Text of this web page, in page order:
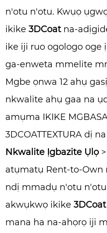
n'otu n'otu. Kwụọ
ikike3DCoatna-
ike iji ruo ogologo oge
ga-enweta mmelite
Mgbe ọnwa 12 ahụ
nkwalite ahụ gaa na
amụma IKIKE
3DCOATTEXTURA dị
Nkwalite Ịgbazite Ụlọ>
atụmatụ Rent-to-Own
ndị mmadụ n'otu
akwụkwọ ikike3DCoat
mana ha na-ahọrọ iji